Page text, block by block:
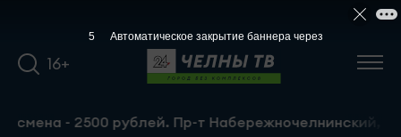
16+
2500 рублей. Пр-т Набережночелнинский, 13а. Тел.:
4 Автоматическое закрытие баннера через